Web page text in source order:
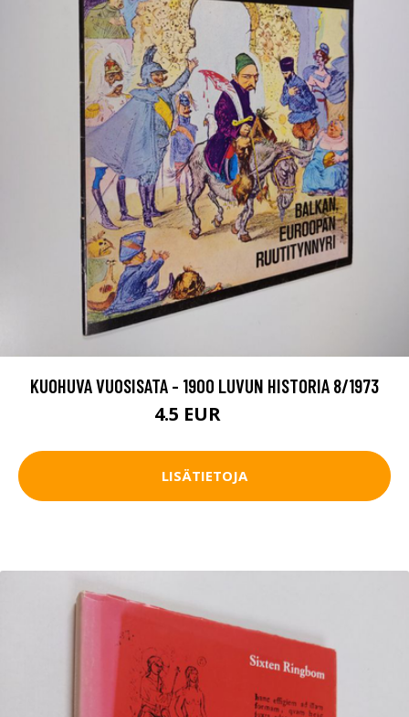
KUOHUVA VUOSISATA - 1900 LUVUN HISTORIA 8/1973
4.5 EUR
LISÄTIETOJA